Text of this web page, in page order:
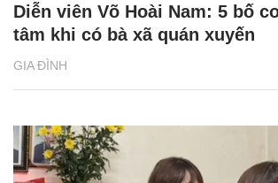
GIA ĐÌNH
Diễn viên Võ Hoài Nam: 5 bố
tâm khi có bà xã quán xuyến